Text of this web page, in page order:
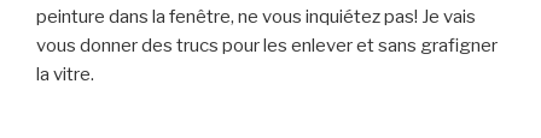
peinture dans la fenêtre, ne vous inquiétez pas! Je vais
vous donner des trucs pour les enlever et sans grafigner
la vitre.